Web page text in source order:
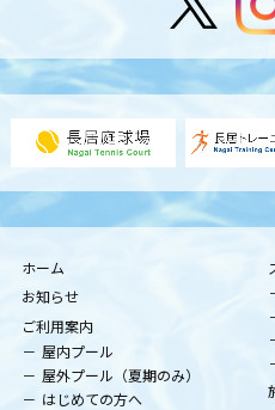
ホーム
お知らせ
ご利用案内
屋内プール
屋外プール（夏期のみ）
はじめての方へ